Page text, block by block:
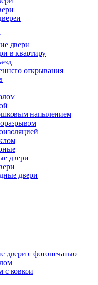
двери
в квартиру
открывания
напылением
двери
двери
двери с фотопечатью
с ковкой